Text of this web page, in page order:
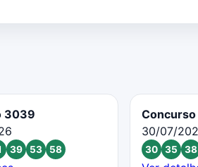
3039
39 53 58
30/07/
30 35 38